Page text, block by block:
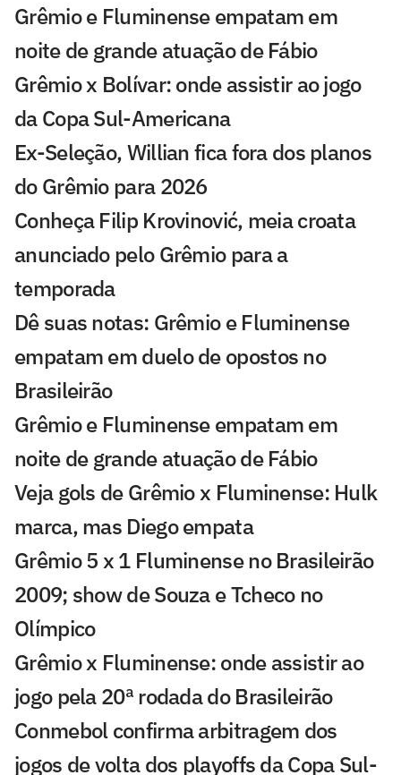
Grêmio e Fluminense empatam em
noite de grande atuação de Fábio
Grêmio x Bolívar: onde assistir ao jogo
da Copa Sul-Americana
Ex-Seleção, Willian fica fora dos planos
do Grêmio para 2026
Conheça Filip Krovinović, meia croata
anunciado pelo Grêmio para a
temporada
Dê suas notas: Grêmio e Fluminense
empatam em duelo de opostos no
Brasileirão
Grêmio e Fluminense empatam em
noite de grande atuação de Fábio
Veja gols de Grêmio x Fluminense: Hulk
marca, mas Diego empata
Grêmio 5 x 1 Fluminense no Brasileirão
2009; show de Souza e Tcheco no
Olímpico
Grêmio x Fluminense: onde assistir ao
jogo pela 20ª rodada do Brasileirão
Conmebol confirma arbitragem dos
jogos de volta dos playoffs da Copa Sul-